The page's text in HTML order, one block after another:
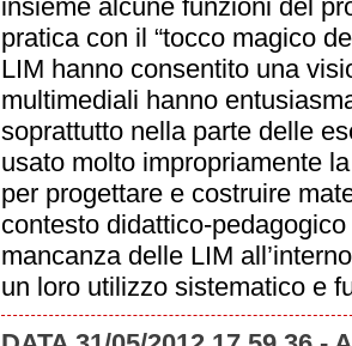
insieme alcune funzioni del
pratica con il “tocco magico
LIM hanno consentito una
multimediali hanno
soprattutto nella parte delle
usato molto impropriamente
per progettare e costruire
contesto didattico-
mancanza delle LIM
un loro utilizzo sistematico e